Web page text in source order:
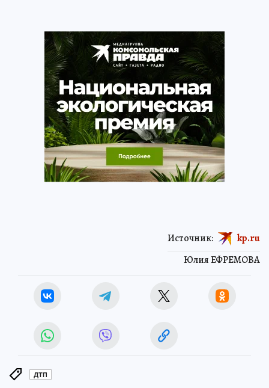
Юлия ЕФРЕМОВА
Источник: kp.ru
ДТП